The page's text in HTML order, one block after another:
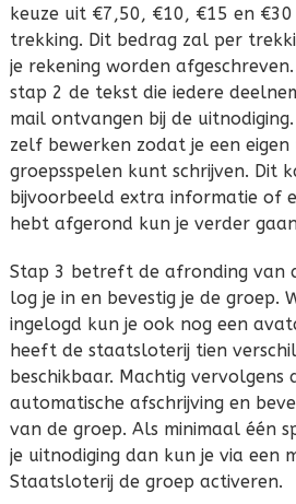
keuze uit €7,50, €10, €15 en
trekking. Dit bedrag zal per
je rekening worden
stap 2 de tekst die iedere
mail ontvangen bij de
zelf bewerken zodat je een
groepsspelen kunt schrijven. Dit
bijvoorbeeld extra informatie of
hebt afgerond kun je verder
Stap 3 betreft de afronding van
log je in en bevestig je de groep.
ingelogd kun je ook nog een
heeft de staatsloterij tien
beschikbaar. Machtig
automatische afschrijving en
van de groep. Als minimaal één
je uitnodiging dan kun je via een
Staatsloterij de groep activeren.